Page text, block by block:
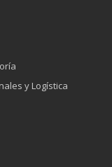
y Logística